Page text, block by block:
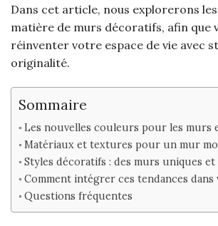
Dans cet article, nous explorerons
matière de murs décoratifs, afin que
réinventer votre espace de vie avec
originalité.
Sommaire
Les nouvelles couleurs pour les murs
Matériaux et textures pour un mur
Styles décoratifs : des murs uniques et
Comment intégrer ces tendances
Questions fréquentes